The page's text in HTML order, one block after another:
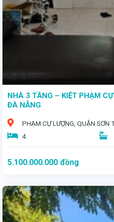
NHÀ 3 TẦNG – KIỆT PHẠM
ĐÀ NẴNG
PHẠM CỰ LƯỢNG, QUẬN SƠN
4
5.100.000.000 đồng